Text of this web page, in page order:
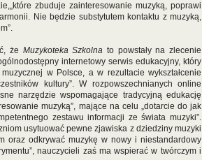
zbuduje zainteresowanie muzyką, poprawi
Nie będzie substytutem kontaktu z muzyką,
że Muzykoteka Szkolna to powstały na zlecenie
internetowy serwis edukacyjny, który
w Polsce, a w rezultacie wykształcenie
kultury”. W rozpowszechnianych online
narzędzie wspomagające tradycyjną edukację
muzyką”, mające na celu „dotarcie do jak
zestawu informacji ze świata muzyki”.
usytuować pewne zjawiska z dziedziny muzyki
oraz odkrywać muzykę w nowy i niestandardowy
nauczycieli zaś ma wspierać w twórczym i